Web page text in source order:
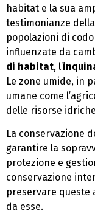
habitat e la sua
testimonianze
popolazioni di
influenzate da
di habitat, l’
Le zone umide, in
umane come
delle risorse
La conservazione
garantire la
protezione e
conservazione
preservare queste
da esse.